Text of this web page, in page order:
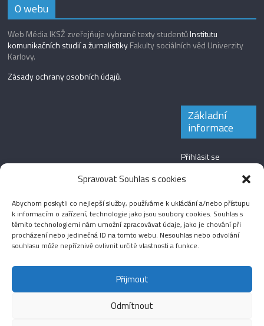
Spravovat Souhlas s cookies
Abychom poskytli co nejlepší služby, používáme k ukládání a/nebo přístupu
k informacím o zařízení, technologie jako jsou soubory cookies. Souhlas s
těmito technologiemi nám umožní zpracovávat údaje, jako je chování při
procházení nebo jedinečná ID na tomto webu. Nesouhlas nebo odvolání
souhlasu může nepříznivě ovlivnit určité vlastnosti a funkce.
Přijmout
Odmítnout
O webu
Web Média IKSŽ zveřejňuje vybrané texty studentůInstitutu
komunikačních studií a žurnalistikyFakulty sociálních věd Univerzity
Karlovy.
Zásady ochrany osobních údajů.
Základní
informace
Přihlásit se
Zdroj kanálů
Kanál komentářů
Česká lokalizace
Fotografie Audio